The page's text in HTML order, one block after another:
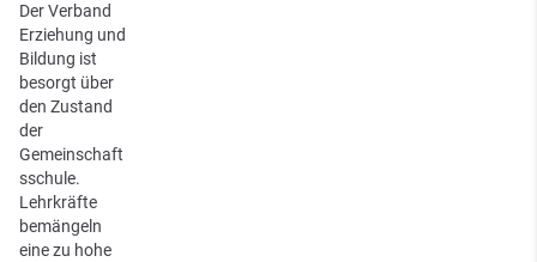
Der Verband
Erziehung und
Bildung ist
besorgt über
den Zustand
der
Gemeinschaft
sschule.
Lehrkräfte
bemängeln
eine zu hohe